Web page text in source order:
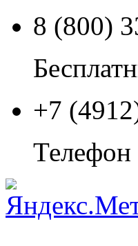
8 (800)
+7
Телефон